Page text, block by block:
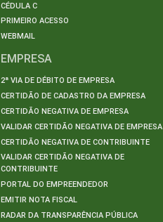
CÉDULA C
PRIMEIRO ACESSO
WEBMAIL
EMPRESA
2ª VIA DE DÉBITO DE EMPRESA
CERTIDÃO DE CADASTRO DA EMPRESA
CERTIDÃO NEGATIVA DE EMPRESA
VALIDAR CERTIDÃO NEGATIVA DE EMPRESA
CERTIDÃO NEGATIVA DE CONTRIBUINTE
VALIDAR CERTIDÃO NEGATIVA DE
CONTRIBUINTE
PORTAL DO EMPREENDEDOR
EMITIR NOTA FISCAL
RADAR DA TRANSPARÊNCIA PÚBLICA